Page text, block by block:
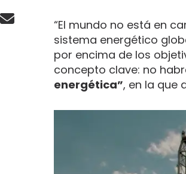
“El mundo no está en
sistema energético
por encima de los
concepto clave: no
energética”, en la que